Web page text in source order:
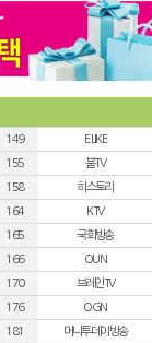
149
E LIKE
155
붐TV
158
히스토리
164
KTV
165
국회방송
166
OUN
170
브레인TV
176
OGN
181
머니투데이방송